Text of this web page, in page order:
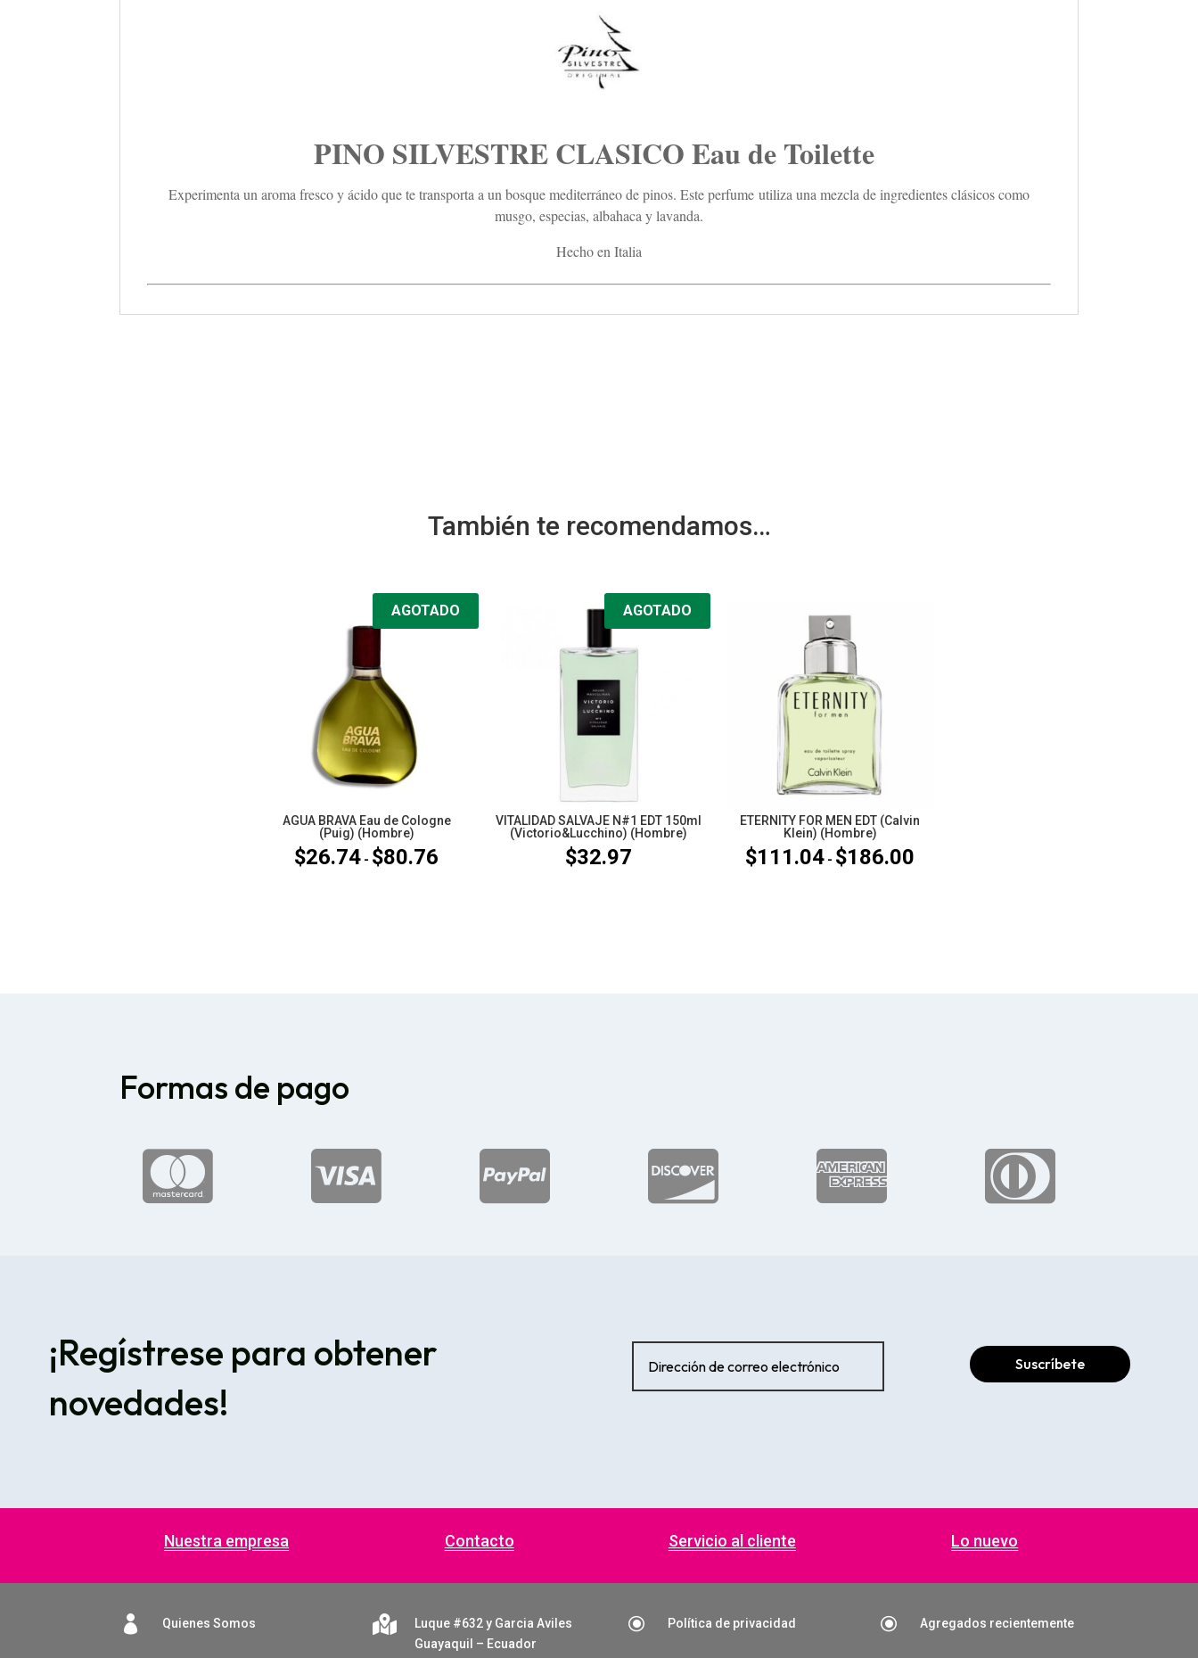
PINO SILVESTRE CLASICO Eau de Toilette
Experimenta un aroma fresco y ácido que te transporta a un bosque mediterráneo de pinos. Este perfume utiliza una mezcla de ingredientes clásicos como
musgo, especias, albahaca y lavanda.
Hecho en Italia
También te recomendamos…
AGOTADO
AGUA BRAVA Eau de Cologne
(Puig) (Hombre)
$26.74 - $80.76
AGOTADO
VITALIDAD SALVAJE N#1 EDT 150ml
(Victorio&Lucchino) (Hombre)
$32.97
ETERNITY FOR MEN EDT (Calvin
Klein) (Hombre)
$111.04 - $186.00
Formas de pago
     
¡Regístrese para obtener
novedades!
Suscríbete
Nuestra empresa Contacto Servicio al cliente Lo nuevo
 Quienes Somos 
Luque #632 y Garcia Aviles
Guayaquil – Ecuador
\ Política de privacidad \ Agregados recientemente